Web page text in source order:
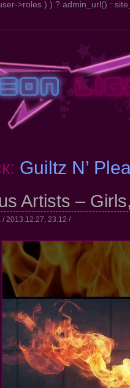
>roles ) ) ? admin_url() :
Guiltz N’
Artists –
2013.12.27, 23:12 /